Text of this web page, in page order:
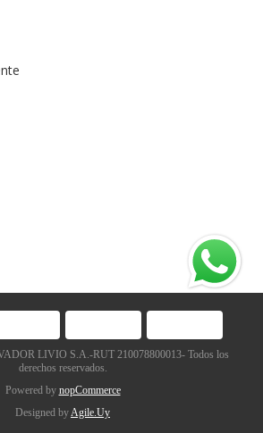
LIVIO S.A.-RUT 210078800013- Todos los
derechos reservados.
Powered by nopCommerce
Designed byAgile.Uy